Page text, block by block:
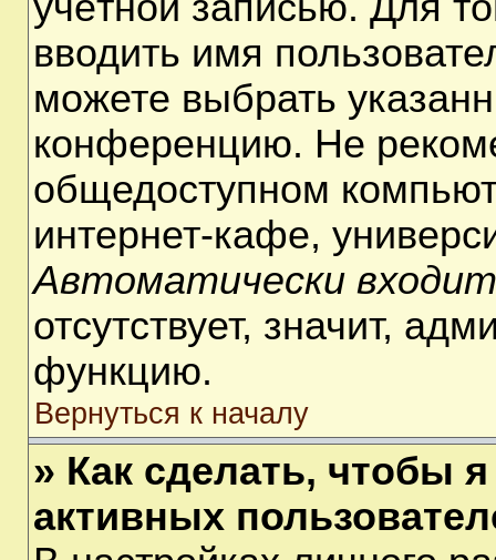
вводить имя
можете выбрать
конференцию. Не
общедоступном
интернет-кафе,
Автоматически
отсутствует, значит,
функцию.
Вернуться к началу
» Как сделать, чтобы
активных